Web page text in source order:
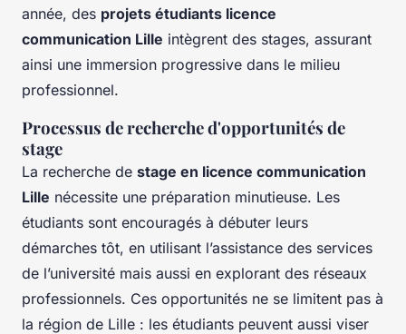
année, des projets étudiants licence
communication Lille intègrent des stages, assurant
ainsi une immersion progressive dans le milieu
professionnel.
Processus de recherche d'opportunités de
stage
La recherche de stage en licence communication
Lille nécessite une préparation minutieuse. Les
étudiants sont encouragés à débuter leurs
démarches tôt, en utilisant l’assistance des services
de l’université mais aussi en explorant des réseaux
professionnels. Ces opportunités ne se limitent pas à
la région de Lille : les étudiants peuvent aussi viser